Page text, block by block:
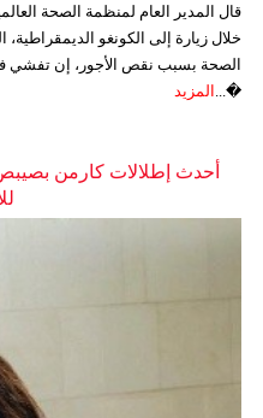
قال المدير العام لمنظمة الصحة
خلال زيارة إلى الكونغو
الصحة بسبب نقص الأجور، إن تفشي
�... المزيد
أحدث إطلالات كارمن